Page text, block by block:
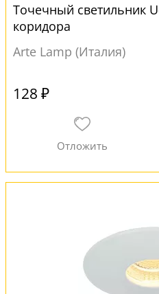
Точечный светильник
коридора
Arte Lamp (Италия)
128 ₽